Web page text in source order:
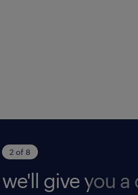
2 of 8
we'll give you a